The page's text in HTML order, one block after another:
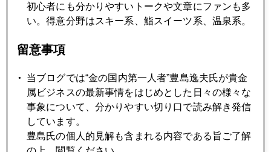
2023年06月29日
シントラで主要中央銀行フォーラム
ワグネルの資金源はアフリカ産金か
2023年06月27日
ロシア内乱、有事の金は動かず
初心者にも分かりやすいトークや文章にファンも多
い。得意分野はスキー系、鮨スイーツ系、温泉系。
留意事項
当ブログでは“金の国内第一人者”豊島逸夫氏が貴金
属ビジネスの最新事情をはじめとした日々の様々な
事象について、分かりやすい切り口で読み解き発信
しています。
豊島氏の個人的見解も含まれる内容である旨ご了解